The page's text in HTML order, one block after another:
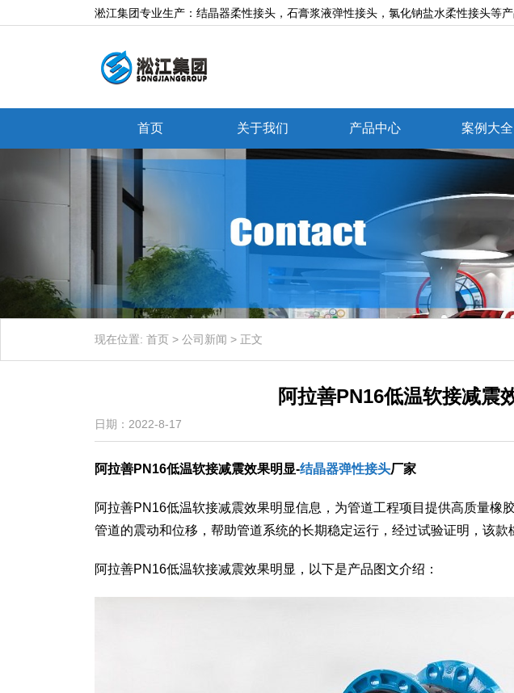
淞江集团专业生产：结晶器柔性接头，石膏浆液弹性接头，氯化钠盐水柔性接头等
首页 关于我们 产品中心 案例大全
现在位置: 首页 > 公司新闻 > 正文
阿拉善PN16低温软接减震
日期：2022-8-17
阿拉善PN16低温软接减震效果明显-结晶器弹性接头厂家
阿拉善PN16低温软接减震效果明显信息，为管道工程项目提供高质量橡
管道的震动和位移，帮助管道系统的长期稳定运行，经过试验证明，该款
阿拉善PN16低温软接减震效果明显，以下是产品图文介绍：